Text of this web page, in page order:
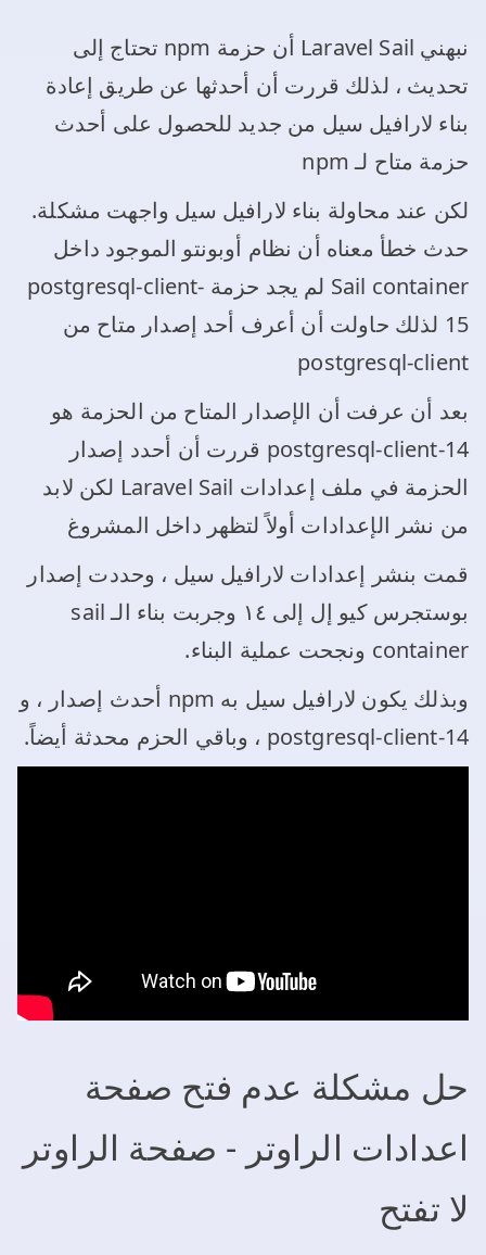
نبهني Laravel Sail أن حزمة npm تحتاج إلى
تحديث ، لذلك قررت أن أحدثها عن طريق إعادة
بناء لارافيل سيل من جديد للحصول على أحدث
حزمة متاح لـ npm
لكن عند محاولة بناء لارافيل سيل واجهت مشكلة.
حدث خطأ معناه أن نظام أوبونتو الموجود داخل
Sail container لم يجد حزمة postgresql-client-
15 لذلك حاولت أن أعرف أحد إصدار متاح من
postgresql-client
بعد أن عرفت أن الإصدار المتاح من الحزمة هو
postgresql-client-14 قررت أن أحدد إصدار
الحزمة في ملف إعدادات Laravel Sail لكن لابد
من نشر الإعدادات أولاً لتظهر داخل المشروغ
قمت بنشر إعدادات لارافيل سيل ، وحددت إصدار
بوستجرس كيو إل إلى ١٤ وجربت بناء الـ sail
container ونجحت عملية البناء.
وبذلك يكون لارافيل سيل به npm أحدث إصدار ، و
postgresql-client-14 ، وباقي الحزم محدثة أيضاً.
حل مشكلة عدم فتح صفحة
اعدادات الراوتر - صفحة الراوتر
لا تفتح